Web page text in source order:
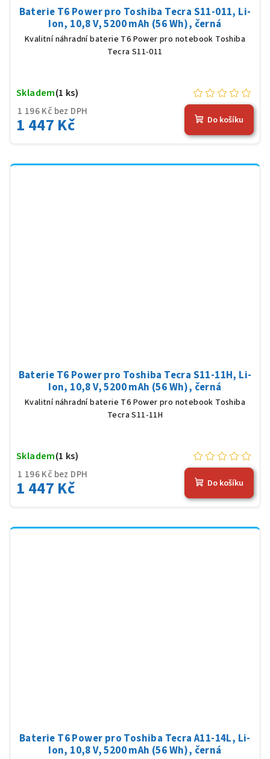
Baterie T6 Power pro Toshiba Tecra S11-011, Li-
Ion, 10,8 V, 5200 mAh (56 Wh), černá
Kvalitní náhradní baterie T6 Power pro notebook Toshiba
Tecra S11-011
1 196 Kč bez DPH
1 447 Kč
Skladem(1 ks)
Do košíku
Baterie T6 Power pro Toshiba Tecra S11-11H, Li-
Ion, 10,8 V, 5200 mAh (56 Wh), černá
Kvalitní náhradní baterie T6 Power pro notebook Toshiba
Tecra S11-11H
1 196 Kč bez DPH
1 447 Kč
Skladem(1 ks)
Do košíku
Baterie T6 Power pro Toshiba Tecra A11-14L, Li-
Ion, 10,8 V, 5200 mAh (56 Wh), černá